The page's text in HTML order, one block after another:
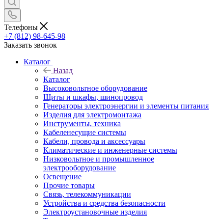
Телефоны
+7 (812) 98-645-98
Заказать звонок
Каталог
Назад
Каталог
Высоковольтное оборудование
Щиты и шкафы, шинопровод
Генераторы электроэнергии и элементы питания
Изделия для электромонтажа
Инструменты, техника
Кабеленесущие системы
Кабели, провода и аксессуары
Климатические и инженерные системы
Низковольтное и промышленное
электрооборудование
Освещение
Прочие товары
Связь, телекоммуникации
Устройства и средства безопасности
Электроустановочные изделия